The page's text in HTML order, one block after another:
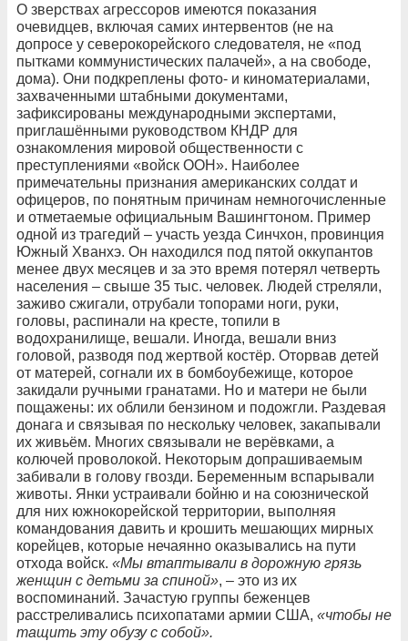
О зверствах агрессоров имеются показания
очевидцев, включая самих интервентов (не на
допросе у северокорейского следователя, не «под
пытками коммунистических палачей», а на свободе,
дома). Они подкреплены фото- и киноматериалами,
захваченными штабными документами,
зафиксированы международными экспертами,
приглашёнными руководством КНДР для
ознакомления мировой общественности с
преступлениями «войск ООН». Наиболее
примечательны признания американских солдат и
офицеров, по понятным причинам немногочисленные
и отметаемые официальным Вашингтоном. Пример
одной из трагедий – участь уезда Синчхон, провинция
Южный Хванхэ. Он находился под пятой оккупантов
менее двух месяцев и за это время потерял четверть
населения – свыше 35 тыс. человек. Людей стреляли,
заживо сжигали, отрубали топорами ноги, руки,
головы, распинали на кресте, топили в
водохранилище, вешали. Иногда, вешали вниз
головой, разводя под жертвой костёр. Оторвав детей
от матерей, согнали их в бомбоубежище, которое
закидали ручными гранатами. Но и матери не были
пощажены: их облили бензином и подожгли. Раздевая
донага и связывая по нескольку человек, закапывали
их живьём. Многих связывали не верёвками, а
колючей проволокой. Некоторым допрашиваемым
забивали в голову гвозди. Беременным вспарывали
животы. Янки устраивали бойню и на союзнической
для них южнокорейской территории, выполняя
командования давить и крошить мешающих мирных
корейцев, которые нечаянно оказывались на пути
отхода войск. «Мы втаптывали в дорожную грязь
женщин с детьми за спиной», – это из их
воспоминаний. Зачастую группы беженцев
расстреливались психопатами армии США, «чтобы не
тащить эту обузу с собой».